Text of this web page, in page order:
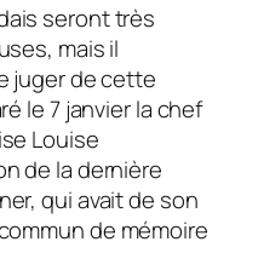
seront très
mais il
juger de cette
le 7 janvier la chef
Louise
de la dernière
qui avait de son
de mémoire